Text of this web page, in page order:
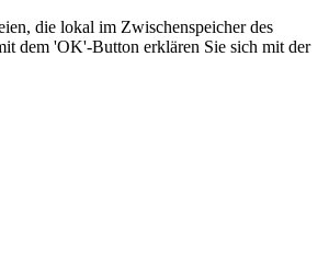
die lokal im Zwischenspeicher des
dem 'OK'-Button erklären Sie sich mit der